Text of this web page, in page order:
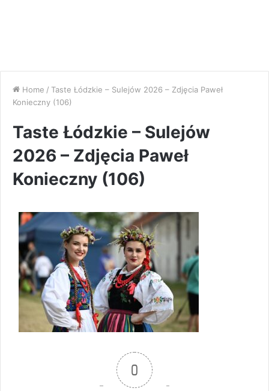
Home / Taste Łódzkie – Sulejów 2026 – Zdjęcia Paweł
Konieczny (106)
Taste Łódzkie – Sulejów
2026 – Zdjęcia Paweł
Konieczny (106)
0